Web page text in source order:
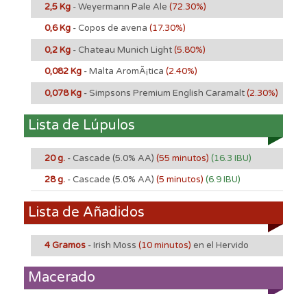
2,5 Kg - Weyermann Pale Ale (72.30%)
0,6 Kg - Copos de avena (17.30%)
0,2 Kg - Chateau Munich Light(5.80%)
0,082 Kg - Malta AromÃ¡tica (2.40%)
0,078 Kg - Simpsons Premium English Caramalt(2.30%)
Lista de Lúpulos
20 g. - Cascade (5.0% AA) (55 minutos) (16.3 IBU)
28 g. - Cascade (5.0% AA) (5 minutos) (6.9 IBU)
Lista de Añadidos
4 Gramos - Irish Moss (10 minutos) en el Hervido
Macerado